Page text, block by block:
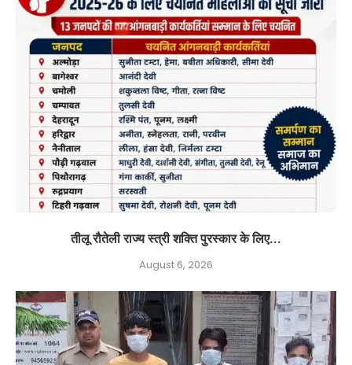
तीलू रौतेली राज्य स्त्री शक्ति पुरस्कार के लिए...
August 6, 2026